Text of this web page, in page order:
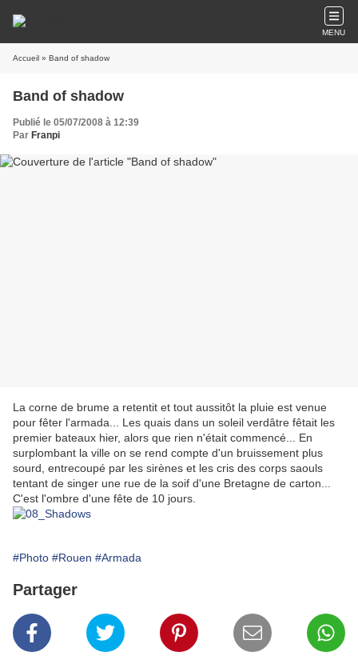
MENU
Accueil » Band of shadow
Band of shadow
Publié le 05/07/2008 à 12:39
Par Franpi
La corne de brume a retentit et tout aussitôt la pluie est venue
pour fêter l'armada... Les quais dans un soleil verdâtre fêtait les
premier bateaux hier, alors que rien n'était commencé... En
surplombant la ville on se rend compte d'un bruissement plus
sourd, entrecoupé par les sirènes et les cris des corps saouls
tentant de singer une rue de la soif d'une Bretagne de carton...
C'est l'ombre d'une fête de 10 jours.
#Photo #Rouen #Armada
Partager